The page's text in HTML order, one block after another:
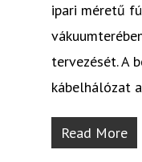
ipari méretű
tervezését. A
kábelhálózat
Read More